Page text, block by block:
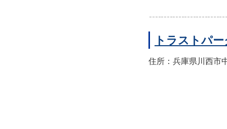
トラストパ
住所：兵庫県川西市